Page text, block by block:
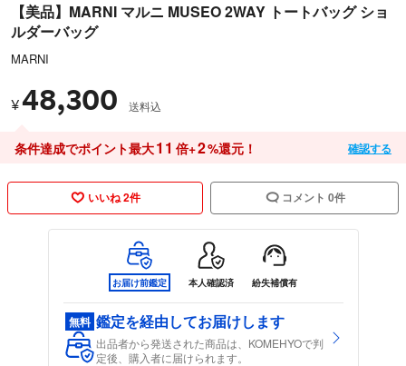
【美品】MARNI マルニ MUSEO 2WAY トートバッグ ショ
ルダーバッグ
MARNI
¥48,300 送料込
条件達成でポイント最大11 倍+2%還元！ 確認する
いいね 2件 コメント 0件
お届け前鑑定 本人確認済 紛失補償有
無料 鑑定を経由してお届けします
出品者から発送された商品は、KOMEHYOで判
定後、購入者に届けられます。